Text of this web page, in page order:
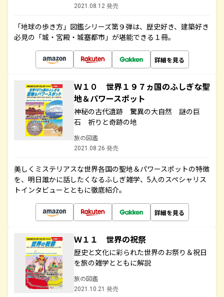
2021.08.12 発売
「地球の歩き方」図鑑シリーズ第９弾は、歴史好き、建築好き
必見の「城・宮殿・城塞都市」が堪能できる１冊。
詳細を見る
Ｗ１０ 世界１９７ヵ国のふしぎな聖
地＆パワースポット
神秘の古代遺跡 驚異の大自然 謎の巨
石 祈りと奇跡の地
旅の図鑑
2021.08.26 発売
美しくミステリアスな世界各国の聖地＆パワースポットの特徴
を、明日誰かに話したくなるふしぎ雑学、5人のスペシャリス
トインタビューとともに徹底紹介。
詳細を見る
Ｗ１１ 世界の祝祭
歴史と文化に彩られた世界のお祭り＆祝日
を旅の雑学とともに解説
旅の図鑑
2021.10.21 発売